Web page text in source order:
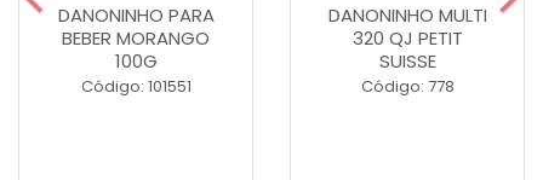
DANONINHO PARA
BEBER MORANGO
100G
Código: 101551
DANONINHO MULTI
320 QJ PETIT
SUISSE
Código: 778